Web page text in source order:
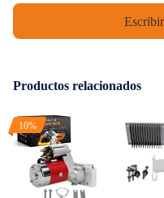
Productos relacionados
10%